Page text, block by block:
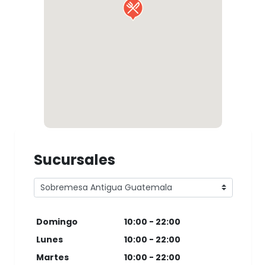
Sucursales
Domingo
10:00 - 22:00
Lunes
10:00 - 22:00
Martes
10:00 - 22:00